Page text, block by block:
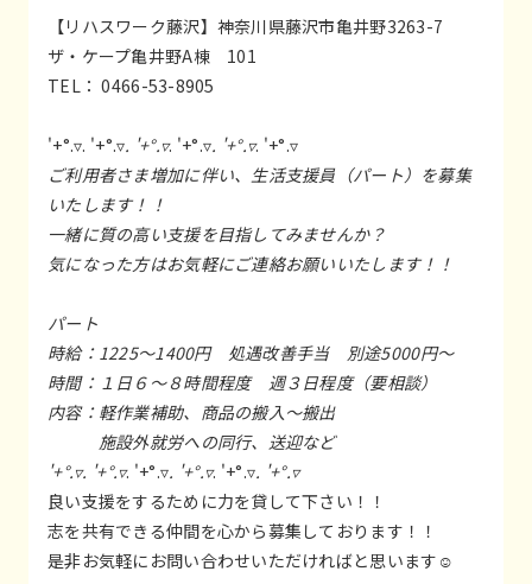
【リハスワーク藤沢】神奈川県藤沢市亀井野3263-7
ザ・ケープ亀井野A棟 101
TEL： 0466-53-8905
'+°.▿. '+°.▿. '+°.▿. '+°.▿. '+°.▿. '+°.▿
ご利用者さま増加に伴い、生活支援員（パート）を募集
いたします！！
一緒に質の高い支援を目指してみませんか？
気になった方はお気軽にご連絡お願いいたします！！
パート
時給：1225～1400円 処遇改善手当 別途5000円～
時間：１日６～８時間程度 週３日程度（要相談）
内容：軽作業補助、商品の搬入～搬出
施設外就労への同行、送迎など
'+°.▿. '+°.▿. '+°.▿. '+°.▿. '+°.▿. '+°.▿
良い支援をするために力を貸して下さい！！
志を共有できる仲間を心から募集しております！！
是非お気軽にお問い合わせいただければと思います☺